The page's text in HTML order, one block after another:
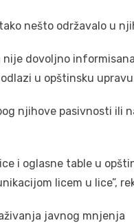
nešto održavalo u
dovoljno
u opštinsku
njihove pasivnosti ili
i oglasne table u
licem u lice”,
javnog mnjenja